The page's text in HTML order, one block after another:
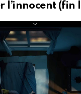
l’innocent (fin